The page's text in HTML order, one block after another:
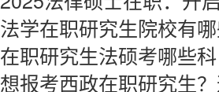
法学在职研究生院校有
在职研究生法硕考哪些
想报考西政在职研究生？这篇详细